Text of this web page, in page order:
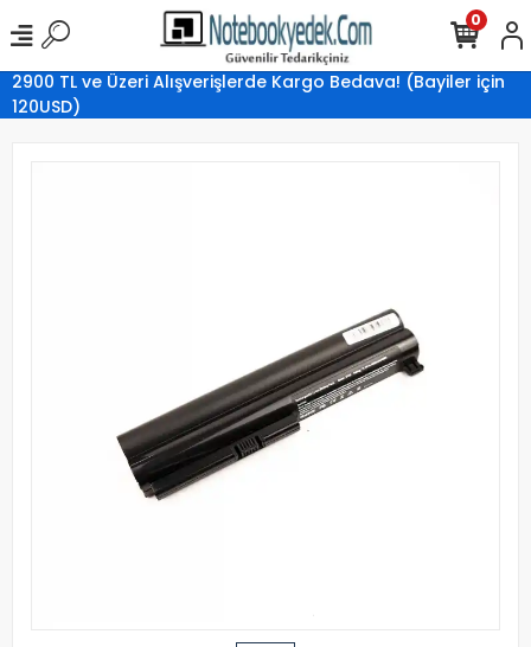
2900 TL ve Üzeri Alışverişlerde Kargo Bedava! (Bayiler için
120USD)
0